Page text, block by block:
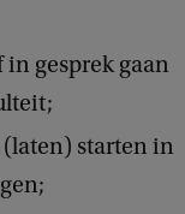
gesprek gaan
starten in